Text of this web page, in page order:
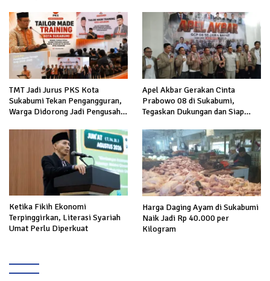
TMT Jadi Jurus PKS Kota
Sukabumi Tekan Pengangguran,
Warga Didorong Jadi Pengusaha
Apel Akbar Gerakan Cinta
Prabowo 08 di Sukabumi,
Tegaskan Dukungan dan Siap
Prabowo
Ketika Fikih Ekonomi
Terpinggirkan, Literasi Syariah
Umat Perlu Diperkuat
Harga Daging Ayam di Sukabumi
Naik Jadi Rp 40.000 per
Kilogram